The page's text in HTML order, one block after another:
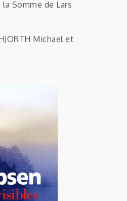
Somme de Lars
Michael et